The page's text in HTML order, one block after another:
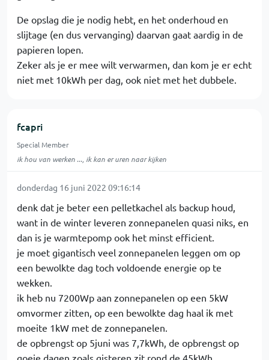
De opslag die je nodig hebt, en het onderhoud en
slijtage (en dus vervanging) daarvan gaat aardig in de
papieren lopen.
Zeker als je er mee wilt verwarmen, dan kom je er echt
niet met 10kWh per dag, ook niet met het dubbele.
fcapri
Special Member
ik hou van werken ..., ik kan er uren naar kijken
donderdag 16 juni 2022 09:16:14
denk dat je beter een pelletkachel als backup houd,
want in de winter leveren zonnepanelen quasi niks, en
dan is je warmtepomp ook het minst efficient.
je moet gigantisch veel zonnepanelen leggen om op
een bewolkte dag toch voldoende energie op te
wekken.
ik heb nu 7200Wp aan zonnepanelen op een 5kW
omvormer zitten, op een bewolkte dag haal ik met
moeite 1kW met de zonnepanelen.
de opbrengst op 5juni was 7,7kWh, de opbrengst op
goeie dagen zoals gisteren zit rond de 45kWh